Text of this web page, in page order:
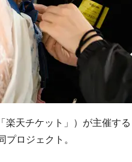
楽天チケット」）が主催す
プロジェクト。